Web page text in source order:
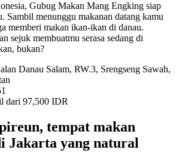
Gubug Makan Mang Engking siap
Sambil menunggu makanan datang kamu
memberi makan ikan-ikan di danau.
sejuk membuatmu serasa sedang di
bukan?
Danau Salam, RW.3, Srengseng Sawah,
dari 97,500 IDR
tempat makan
Jakarta yang natural